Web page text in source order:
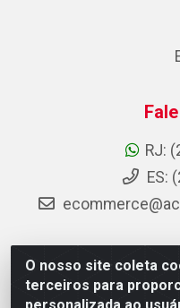
O nosso site coleta
terceiros para
RJ:
ES:
AC Araujo
São Cristóvão, Rio